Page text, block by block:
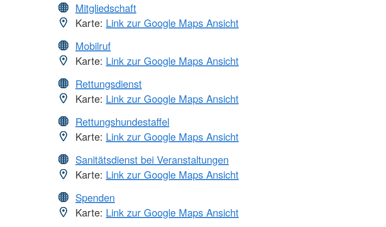
Mitgliedschaft
Karte: Link zur Google Maps Ansicht
Mobilruf
Karte: Link zur Google Maps Ansicht
Rettungsdienst
Karte: Link zur Google Maps Ansicht
Rettungshundestaffel
Karte: Link zur Google Maps Ansicht
Sanitätsdienst bei Veranstaltungen
Karte: Link zur Google Maps Ansicht
Spenden
Karte: Link zur Google Maps Ansicht